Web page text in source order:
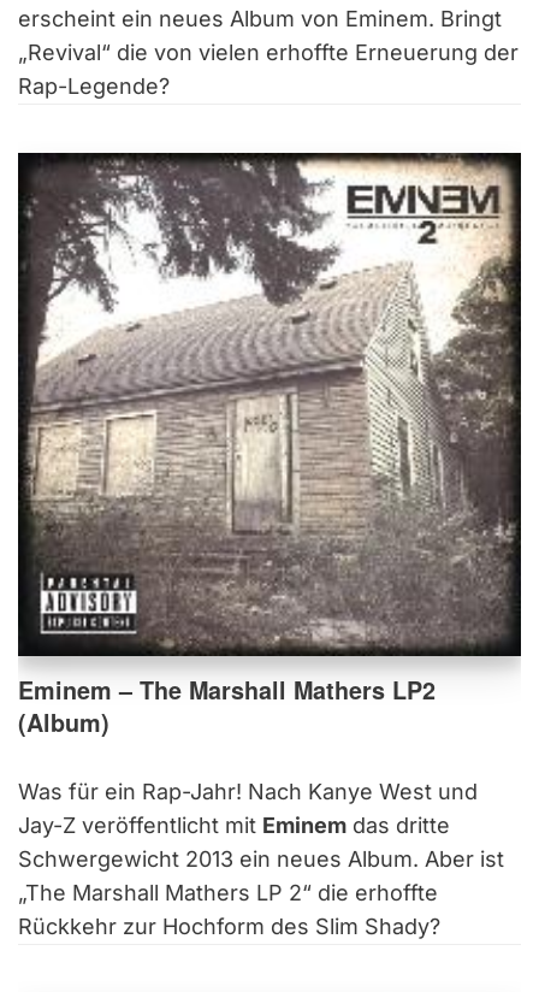
erscheint ein neues Album von Eminem. Bringt
„Revival“ die von vielen erhoffte Erneuerung der
Rap-Legende?
Eminem – The Marshall Mathers LP2
(Album)
Was für ein Rap-Jahr! Nach Kanye West und
Jay-Z veröffentlicht mit Eminem das dritte
Schwergewicht 2013 ein neues Album. Aber ist
„The Marshall Mathers LP 2“ die erhoffte
Rückkehr zur Hochform des Slim Shady?